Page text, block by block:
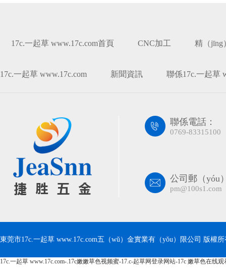
17c.一起草 www.17c.com首頁 CNC加工 精（jīng
17c.一起草 www.17c.com 新聞資訊 聯係17c.一起草
聯係電話：
0769-83315100
公司郵（yóu
pm@100s1.com
東莞市17c.一起草 www.17c.com五（wǔ）金實業有（yǒu）限公司 版權
17c.一起草 www.17c.com-.17c嫩嫩草色视频蜜-17.c-起草网登录网站-17c 嫩草色在线观